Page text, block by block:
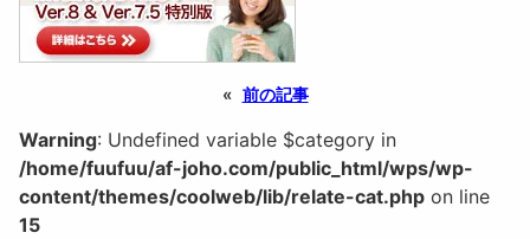
« 前の記事
Warning: Undefined variable $category in
/home/fuufuu/af-joho.com/public_html/wps/wp-
content/themes/coolweb/lib/relate-cat.php on line
15